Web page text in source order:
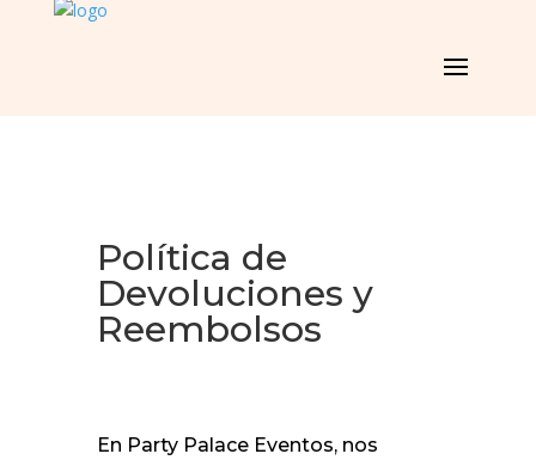
Política de
Devoluciones y
Reembolsos
En Party Palace Eventos, nos